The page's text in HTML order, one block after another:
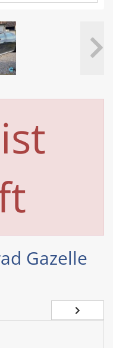
Gazelle